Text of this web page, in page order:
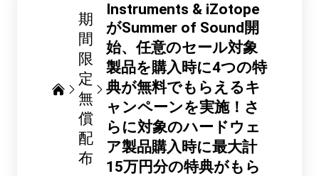
期
間
限
定
無
償
配
布
Instruments & iZotope
がSummer of Sound開
始、任意のセール対象
製品を購入時に4つの特
典が無料でもらえるキ
ャンペーンを実施！さ
らに対象のハードウェ
ア製品購入時に最大計
15万円分の特典がもら